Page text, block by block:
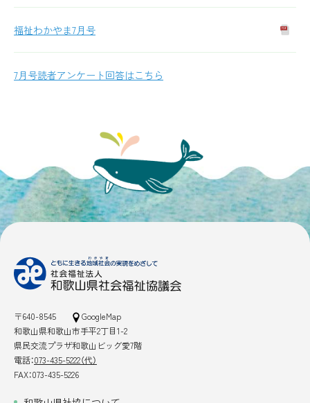
福祉わかやま7月号
7月号読者アンケート回答はこちら
〒640-8545
GoogleMap
和歌山県和歌山市手平2丁目1-2
県民交流プラザ和歌山ビッグ愛7階
電話：073-435-5222（代）
FAX：073-435-5226